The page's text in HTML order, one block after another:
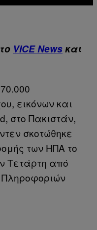
VICE Newsκαι
εικόνων και
στο Πακιστάν,
σκοτώθηκε
των ΗΠΑ το
Τετάρτη από
Πληροφοριών